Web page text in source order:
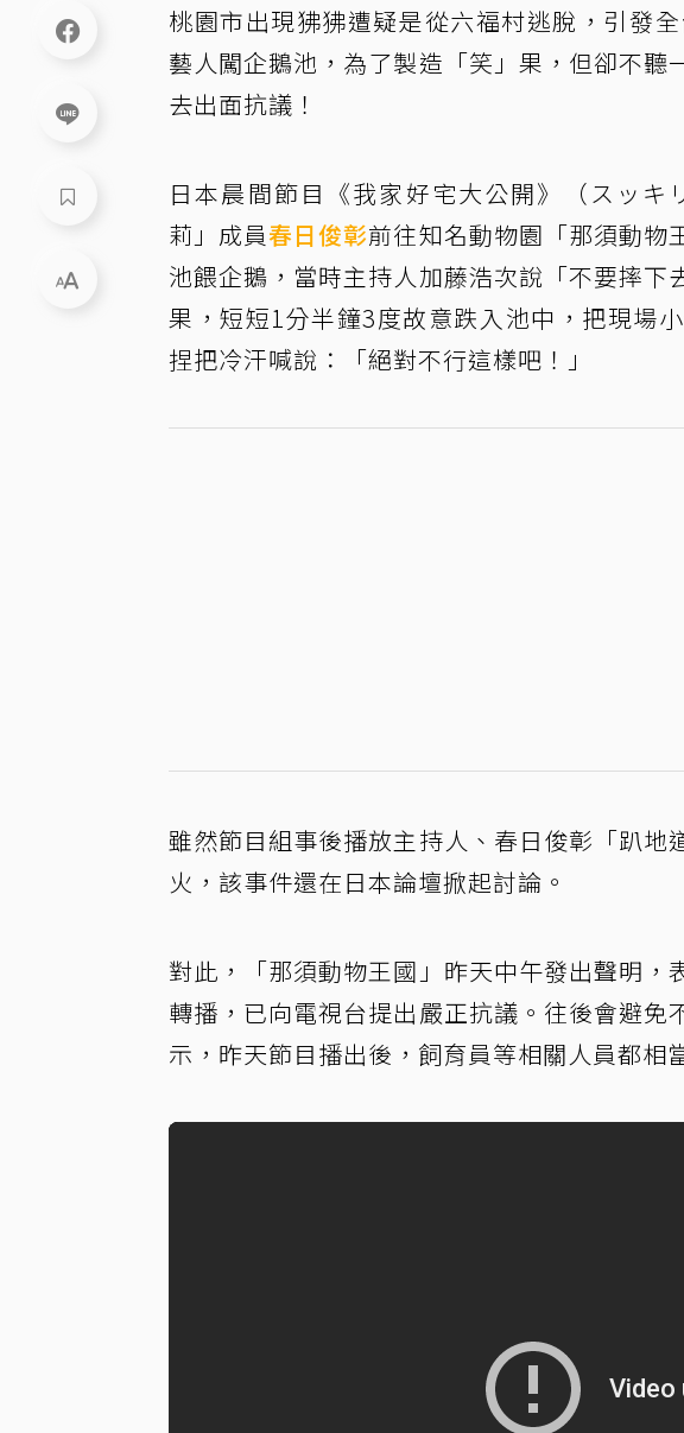
桃園市出現狒狒遭疑是從六福村逃脫，引發
藝人闖企鵝池，為了製造「笑」果，但卻不
去出面抗議！
日本晨間節目《我家好宅大公開》（スッ
莉」成員春日俊彰前往知名動物園「那須動物
池餵企鵝，當時主持人加藤浩次說「不要摔
果，短短1分半鐘3度故意跌入池中，把現場
捏把冷汗喊說：「絕對不行這樣吧！」
雖然節目組事後播放主持人、春日俊彰「趴
火，該事件還在日本論壇掀起討論。
對此，「那須動物王國」昨天中午發出聲明
轉播，已向電視台提出嚴正抗議。往後會避
示，昨天節目播出後，飼育員等相關人員都相